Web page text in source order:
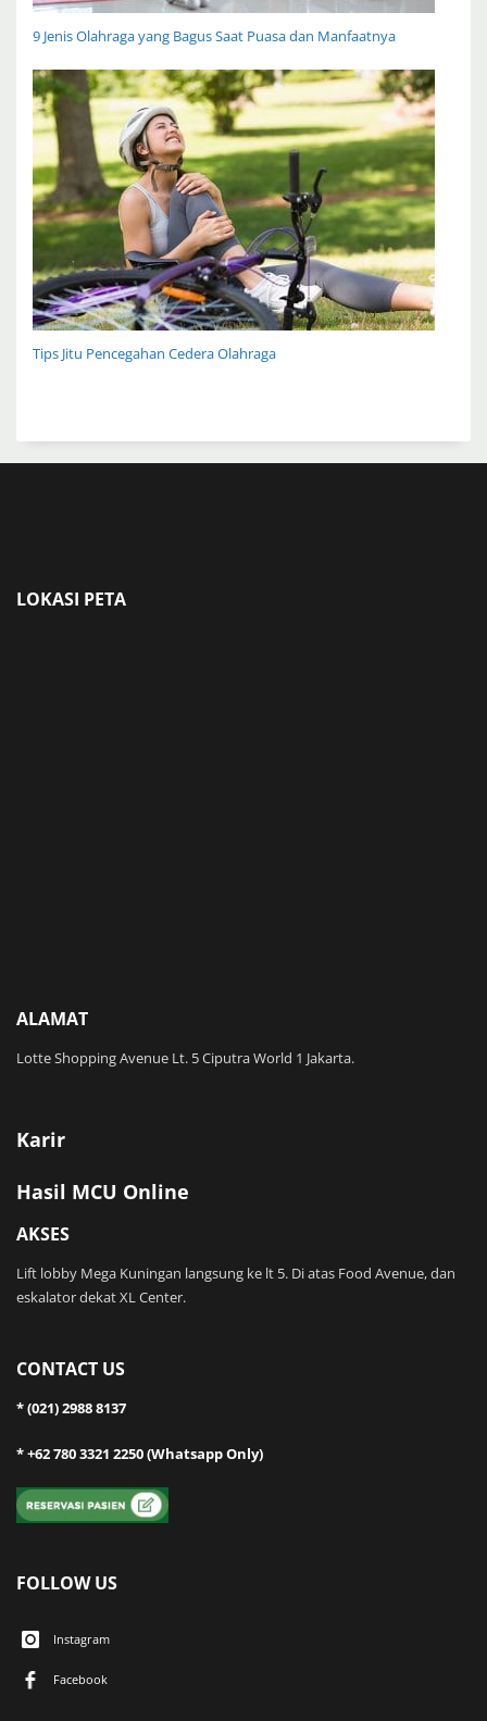
9 Jenis Olahraga yang Bagus Saat Puasa dan Manfaatnya
Tips Jitu Pencegahan Cedera Olahraga
LOKASI PETA
ALAMAT
Lotte Shopping Avenue Lt. 5 Ciputra World 1 Jakarta.
Karir
Hasil MCU Online
AKSES
Lift lobby Mega Kuningan langsung ke lt 5. Di atas Food Avenue, dan
eskalator dekat XL Center.
CONTACT US
* (021) 2988 8137
* +62 780 3321 2250 (Whatsapp Only)
FOLLOW US
Instagram
Facebook